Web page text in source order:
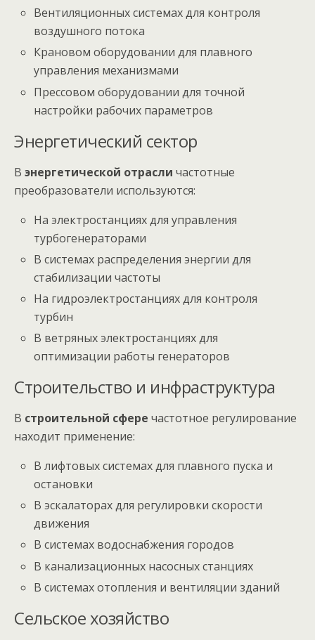
Вентиляционных системах для контроля
воздушного потока
Крановом оборудовании для плавного
управления механизмами
Прессовом оборудовании для точной
настройки рабочих параметров
Энергетический сектор
В энергетической отрасли частотные
преобразователи используются:
На электростанциях для управления
турбогенераторами
В системах распределения энергии для
стабилизации частоты
На гидроэлектростанциях для контроля
турбин
В ветряных электростанциях для
оптимизации работы генераторов
Строительство и инфраструктура
В строительной сфере частотное регулирование
находит применение:
В лифтовых системах для плавного пуска и
остановки
В эскалаторах для регулировки скорости
движения
В системах водоснабжения городов
В канализационных насосных станциях
В системах отопления и вентиляции зданий
Сельское хозяйство